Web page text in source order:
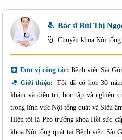
Bác sĩ Bùi Thị
Chuyên khoa Nội tổng
local_hospital Đơn vị công tác: Bệnh viện Sài
bubble_chart Giới thiệu: Tôi đã có hơn 30
khám và điều trị, học tập và nghiên
trong lĩnh vực Nội tổng quát và Siêu
Hiện tôi là Phó trưởng khoa Hồi sức
khoa Nội tổng quát tại Bệnh viện Sài